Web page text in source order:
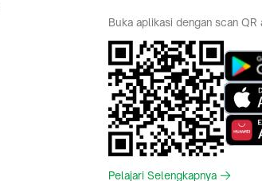
Buka aplikasi dengan scan
Pelajari Selengkapnya